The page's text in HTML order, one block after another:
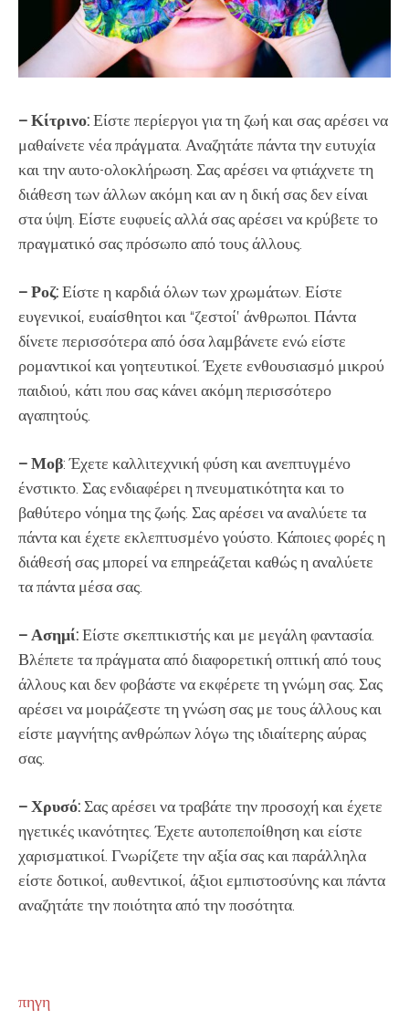
– Κίτρινο:Είστε περίεργοι για τη ζωή και σας αρέσει να
μαθαίνετε νέα πράγματα. Αναζητάτε πάντα την ευτυχία
και την αυτο-ολοκλήρωση. Σας αρέσει να φτιάχνετε τη
διάθεση των άλλων ακόμη και αν η δική σας δεν είναι
στα ύψη. Είστε ευφυείς αλλά σας αρέσει να κρύβετε το
πραγματικό σας πρόσωπο από τους άλλους.
– Ροζ:Είστε η καρδιά όλων των χρωμάτων. Είστε
ευγενικοί, ευαίσθητοι και “ζεστοί’ άνθρωποι. Πάντα
δίνετε περισσότερα από όσα λαμβάνετε ενώ είστε
ρομαντικοί και γοητευτικοί. Έχετε ενθουσιασμό μικρού
παιδιού, κάτι που σας κάνει ακόμη περισσότερο
αγαπητούς.
– Μοβ: Έχετε καλλιτεχνική φύση και ανεπτυγμένο
ένστικτο. Σας ενδιαφέρει η πνευματικότητα και το
βαθύτερο νόημα της ζωής. Σας αρέσει να αναλύετε τα
πάντα και έχετε εκλεπτυσμένο γούστο. Κάποιες φορές η
διάθεσή σας μπορεί να επηρεάζεται καθώς η αναλύετε
τα πάντα μέσα σας.
– Ασημί:Είστε σκεπτικιστής και με μεγάλη φαντασία.
Βλέπετε τα πράγματα από διαφορετική οπτική από τους
άλλους και δεν φοβάστε να εκφέρετε τη γνώμη σας. Σας
αρέσει να μοιράζεστε τη γνώση σας με τους άλλους και
είστε μαγνήτης ανθρώπων λόγω της ιδιαίτερης αύρας
σας.
– Χρυσό:Σας αρέσει να τραβάτε την προσοχή και έχετε
ηγετικές ικανότητες. Έχετε αυτοπεποίθηση και είστε
χαρισματικοί. Γνωρίζετε την αξία σας και παράλληλα
είστε δοτικοί, αυθεντικοί, άξιοι εμπιστοσύνης και πάντα
αναζητάτε την ποιότητα από την ποσότητα.
πηγη